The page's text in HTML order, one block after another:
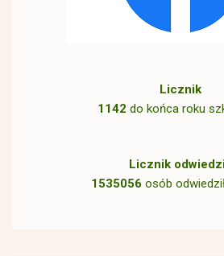
Licznik
1142 do końca roku
Licznik
1535056 osób